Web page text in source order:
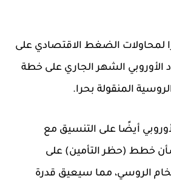
لمحاولات الضغط الاقتصادي على
الأوروبي الشهر الجاري على خطة
المنقولة بحرا.
أيضًا على التنسيق مع
خطط (حظر التأمين) على
الروسي، مما سيعيق قدرة